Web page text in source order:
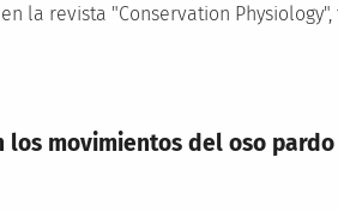
la revista "Conservation
movimientos del oso